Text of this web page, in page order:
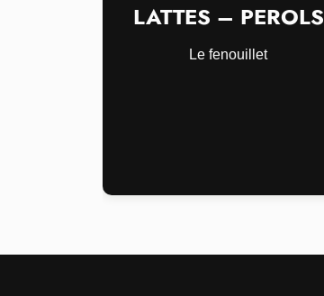
LATTES – PEROLS
Le fenouillet